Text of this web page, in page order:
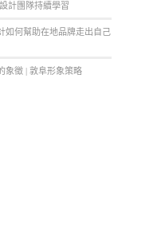
計團隊持續學習
如何幫助在地品牌走出自己
象徵 | 敦阜形象策略